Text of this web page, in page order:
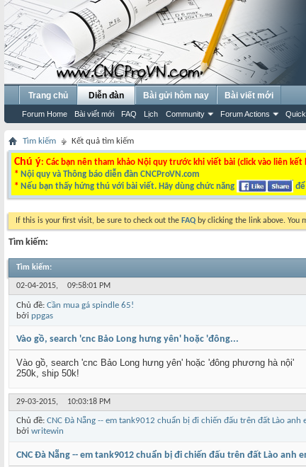
Trang chủ Diễn đàn
Forum Home Bài viết mới FAQ Lịch Community Forum Actions
Bài gửi hôm nay Bài viết mới
Tìm kiếm Kết quả tìm kiếm
Chú ý: Các bạn nên tham khảo Nội quy trước khi viết bài (click vào liên
* Nội quy và Thông báo diễn đàn CNCProVN.com
* Nếu bạn thấy hứng thú với bài viết. Hãy dùng chức năng
If this is your first visit, be sure to check out the FAQ by clicking the link above. You
Tìm kiếm:
Tìm kiếm:
02-04-2015, 09:58:01 PM
Chủ đề: Cần mua gá spindle 65!
bởi ppgas
Vào gồ, search 'cnc Bảo Long hưng yên' hoặc 'đông...
Vào gồ, search 'cnc Bảo Long hưng yên' hoặc 'đông phương hà nội'
250k, ship 50k!
29-03-2015, 10:03:18 PM
Chủ đề: CNC Đà Nẵng -- em tank9012 chuẩn bị đi chiến đấu trên đất Lào anh
bởi writewin
CNC Đà Nẵng -- em tank9012 chuẩn bị đi chiến đấu trên đất Lào anh